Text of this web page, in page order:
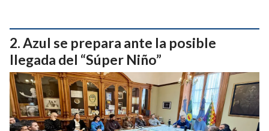
Azul se prepara ante la posible
llegada del “Súper Niño”